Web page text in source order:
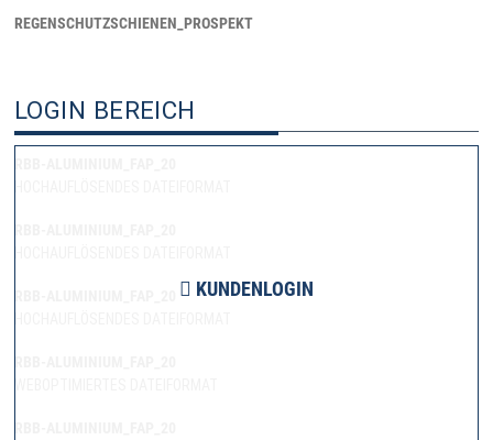
REGENSCHUTZSCHIENEN_PROSPEKT
LOGIN BEREICH
KUNDENLOGIN